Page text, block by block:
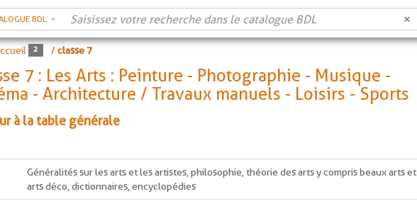
BDL
/classe 7
7 : Les Arts : Peinture - Photographie - Musique -
- Architecture / Travaux manuels - Loisirs - Sports
à la table générale
Généralités sur les arts et les artistes, philosophie, théorie des arts y compris beaux arts et
arts déco, dictionnaires, encyclopédies